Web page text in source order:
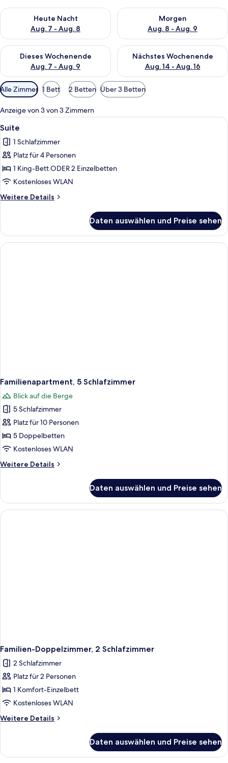
Heute Nacht
Aug. 7 - Aug. 8
Überprüfe die Verfügbarkeit für heute Nacht, Aug. 7 - Aug. 8.
Morgen
Aug. 8 - Aug. 9
Überprüfe die Verfügbarkeit
Dieses Wochenende
Aug. 7 - Aug. 9
Überprüfe die Verfügbarkeit für dieses Wochenende, Aug. 7
Nächstes Wochenende
Aug. 14 - Aug. 16
Überprüfe die Verfügbarkeit
Verfügbare
Filter
für
Zimmer
Alle Zimmer 1 Bett 2 Betten Über 3 Betten
Anzeige von 3 von 3 Zimmern
Alle
Fotos
für
Suite
anzeigen
Ein gemütlicher Loungesessel mit
1
Suite
1 Schlafzimmer
Platz für 4 Personen
1 King-Bett ODER 2 Einzelbetten
Kostenloses WLAN
Weitere Details
Weitere
Daten auswählen und Preise sehen
Familienapartment, 5 Schlafzimmer
Blick auf die Berge
5 Schlafzimmer
Platz für 10 Personen
5 Doppelbetten
Kostenloses WLAN
Weitere Details
Weitere
5 Schlafzimmer
Daten auswählen und Preise sehen
Familien-Doppelzimmer, 2 Schlafzimmer
2 Schlafzimmer
Platz für 2 Personen
1 Komfort-Einzelbett
Kostenloses WLAN
Weitere Details
Weitere
Doppelzimmer,
Daten auswählen und Preise sehen